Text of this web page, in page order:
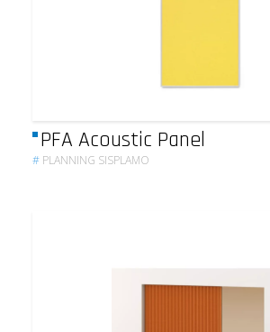
PFA Acoustic Panel
# PLANNING SISPLAMO